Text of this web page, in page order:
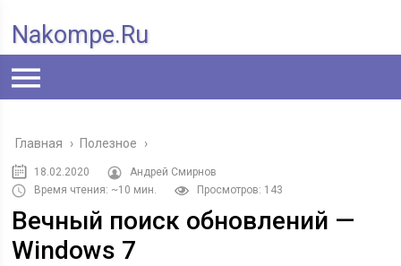
Nakompe.ru
Главная › Полезное ›
18.02.2020
Андрей Смирнов
Время чтения: ~10 мин.
Просмотров: 143
Вечный поиск обновлений —
Windows 7